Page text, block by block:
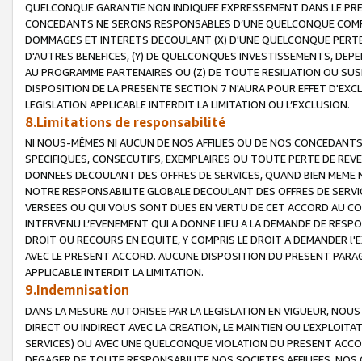
QUELCONQUE GARANTIE NON INDIQUEE EXPRESSEMENT DANS LE
CONCEDANTS NE SERONS RESPONSABLES D’UNE QUELCONQUE
DOMMAGES ET INTERETS DECOULANT (X) D'UNE QUELCONQUE
D'AUTRES BENEFICES, (Y) DE QUELCONQUES INVESTISSEMENTS,
AU PROGRAMME PARTENAIRES OU (Z) DE TOUTE RESILIATION OU
DISPOSITION DE LA PRESENTE SECTION 7 N'AURA POUR EFFET
LEGISLATION APPLICABLE INTERDIT LA LIMITATION OU L’EXCLUSION.
8.Limitations de responsabilité
NI NOUS-MÊMES NI AUCUN DE NOS AFFILIES OU DE NOS
SPECIFIQUES, CONSECUTIFS, EXEMPLAIRES OU TOUTE PERTE DE
DONNEES DECOULANT DES OFFRES DE SERVICES, QUAND BIEN
NOTRE RESPONSABILITE GLOBALE DECOULANT DES OFFRES DE
VERSEES OU QUI VOUS SONT DUES EN VERTU DE CET ACCORD AU
INTERVENU L’EVENEMENT QUI A DONNE LIEU A LA DEMANDE DE
DROIT OU RECOURS EN EQUITE, Y COMPRIS LE DROIT A DEMANDER
AVEC LE PRESENT ACCORD. AUCUNE DISPOSITION DU PRESENT
APPLICABLE INTERDIT LA LIMITATION.
9.Indemnisation
DANS LA MESURE AUTORISEE PAR LA LEGISLATION EN VIGUEUR,
DIRECT OU INDIRECT AVEC LA CREATION, LE MAINTIEN OU
SERVICES) OU AVEC UNE QUELCONQUE VIOLATION DU PRESENT